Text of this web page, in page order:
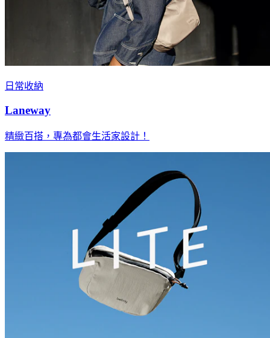
日常收納
Laneway
精緻百搭，專為都會生活家設計！